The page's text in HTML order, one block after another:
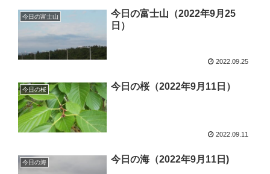
今日の富士山
今日の富士山（2022年9月25
日）
2022.09.25
今日の桜 今日の桜（2022年9月11日）
2022.09.11
今日の海 今日の海（2022年9月11日)